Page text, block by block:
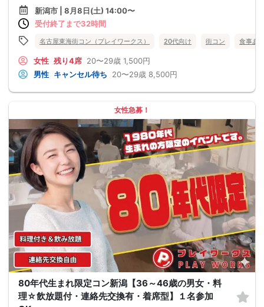
新潟市 | 8月8日(土) 14:00〜
受付終了まで32時間
名古屋東海街コン（プレイワークス） 20代向け 街コン 食事あ
女性 残り4席 20〜29歳 1,500円
男性 キャンセル待ち 20〜29歳 8,500円
女性急募！
80年代生まれ限定コン新潟【36～46歳の男女・料
理☆飲放題付・連絡先交換有・着席型】１名参加